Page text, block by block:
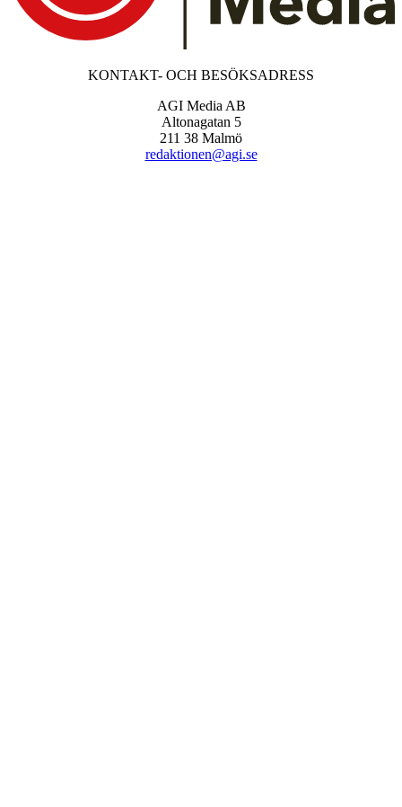
KONTAKT- OCH BESÖKSADRESS
AGI Media AB
Altonagatan 5
211 38 Malmö
redaktionen@agi.se